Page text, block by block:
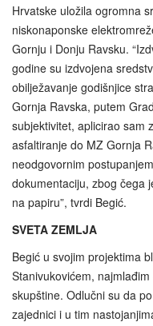
Hrvatske uložila ogromna
niskonaponske
Gornju i Donju Ravsku.
godine su izdvojena
obilježavanje godišnjice
Gornja Ravska, putem
subjektivitet, aplicirao sam
asfaltiranje do MZ Gornja
neodgovornim
dokumentaciju, zbog čega
na papiru”, tvrdi Begić.
SVETA ZEMLJA
Begić u svojim projektima
Stanivukovićem,
skupštine. Odlučni su da
zajednici i u tim